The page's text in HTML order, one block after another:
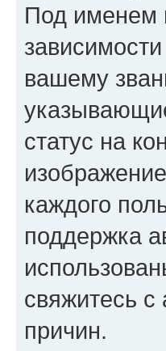
Под именем
вашему
статус на
каждого
поддержка
свяжитесь
причин.